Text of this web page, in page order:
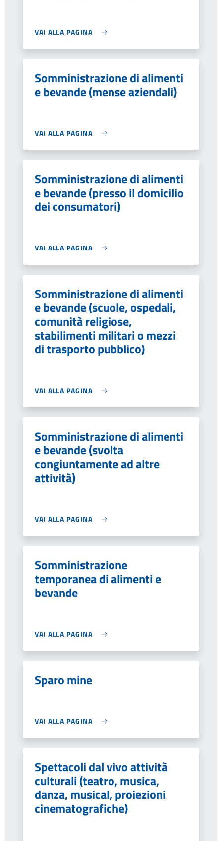
VAI ALLA PAGINA
Somministrazione di alimenti
e bevande (mense aziendali)
VAI ALLA PAGINA
Somministrazione di alimenti
e bevande (presso il domicilio
dei consumatori)
VAI ALLA PAGINA
Somministrazione di alimenti
e bevande (scuole, ospedali,
comunità religiose,
stabilimenti militari o mezzi
di trasporto pubblico)
VAI ALLA PAGINA
Somministrazione di alimenti
e bevande (svolta
congiuntamente ad altre
attività)
VAI ALLA PAGINA
Somministrazione
temporanea di alimenti e
bevande
VAI ALLA PAGINA
Sparo mine
VAI ALLA PAGINA
Spettacoli dal vivo attività
culturali (teatro, musica,
danza, musical, proiezioni
cinematografiche)